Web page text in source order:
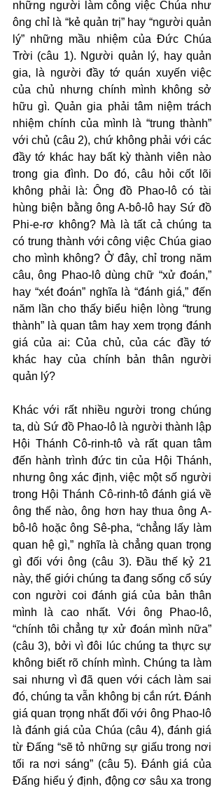
những người làm công việc Chúa như
ông chỉ là “kẻ quản trị” hay “người quản
lý” những mầu nhiệm của Đức Chúa
Trời (câu 1). Người quản lý, hay quản
gia, là người đầy tớ quán xuyến việc
của chủ nhưng chính mình không sở
hữu gì. Quản gia phải tâm niệm trách
nhiệm chính của mình là “trung thành”
với chủ (câu 2), chứ không phải với các
đầy tớ khác hay bất kỳ thành viên nào
trong gia đình. Do đó, câu hỏi cốt lõi
không phải là: Ông đồ Phao-lô có tài
hùng biện bằng ông A-bô-lô hay Sứ đồ
Phi-e-rơ không? Mà là tất cả chúng ta
có trung thành với công việc Chúa giao
cho mình không? Ở đây, chỉ trong năm
câu, ông Phao-lô dùng chữ “xử đoán,”
hay “xét đoán” nghĩa là “đánh giá,” đến
năm lần cho thấy biểu hiện lòng “trung
thành” là quan tâm hay xem trọng đánh
giá của ai: Của chủ, của các đầy tớ
khác hay của chính bản thân người
quản lý?
Khác với rất nhiều người trong chúng
ta, dù Sứ đồ Phao-lô là người thành lập
Hội Thánh Cô-rinh-tô và rất quan tâm
đến hành trình đức tin của Hội Thánh,
nhưng ông xác định, việc một số người
trong Hội Thánh Cô-rinh-tô đánh giá về
ông thế nào, ông hơn hay thua ông A-
bô-lô hoặc ông Sê-pha, “chẳng lấy làm
quan hệ gì,” nghĩa là chẳng quan trọng
gì đối với ông (câu 3). Đầu thế kỷ 21
này, thế giới chúng ta đang sống cổ súy
con người coi đánh giá của bản thân
mình là cao nhất. Với ông Phao-lô,
“chính tôi chẳng tự xử đoán mình nữa”
(câu 3), bởi vì đôi lúc chúng ta thực sự
không biết rõ chính mình. Chúng ta làm
sai nhưng vì đã quen với cách làm sai
đó, chúng ta vẫn không bị cắn rứt. Đánh
giá quan trọng nhất đối với ông Phao-lô
là đánh giá của Chúa (câu 4), đánh giá
từ Đấng “sẽ tỏ những sự giấu trong nơi
tối ra nơi sáng” (câu 5). Đánh giá của
Đấng hiểu ý định, động cơ sâu xa trong